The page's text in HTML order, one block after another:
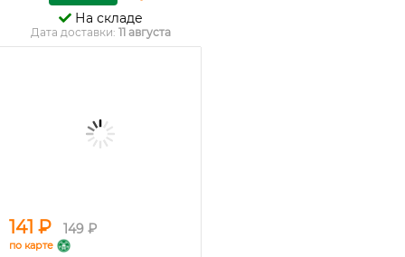
На складе
Дата доставки: 11 августа
141 ₽ 149 ₽
по карте